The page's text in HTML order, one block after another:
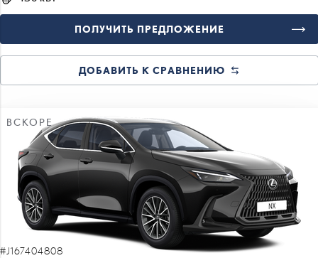
ПОЛУЧИТЬ ПРЕДЛОЖЕНИЕ
ДОБАВИТЬ К СРАВНЕНИЮ
ВСКОРЕ
#J167404808